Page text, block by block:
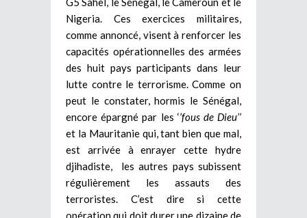
Nigeria. Ces exercices militaires,
comme annoncé, visent à renforcer les
capacités opérationnelles des armées
des huit pays participants dans leur
lutte contre le terrorisme. Comme on
peut le constater, hormis le Sénégal,
encore épargné par les ‘’fous de Dieu’’
et la Mauritanie qui, tant bien que mal,
est arrivée à enrayer cette hydre
djihadiste, les autres pays subissent
régulièrement les assauts des
terroristes. C’est dire si cette
opération qui doit durer une dizaine de